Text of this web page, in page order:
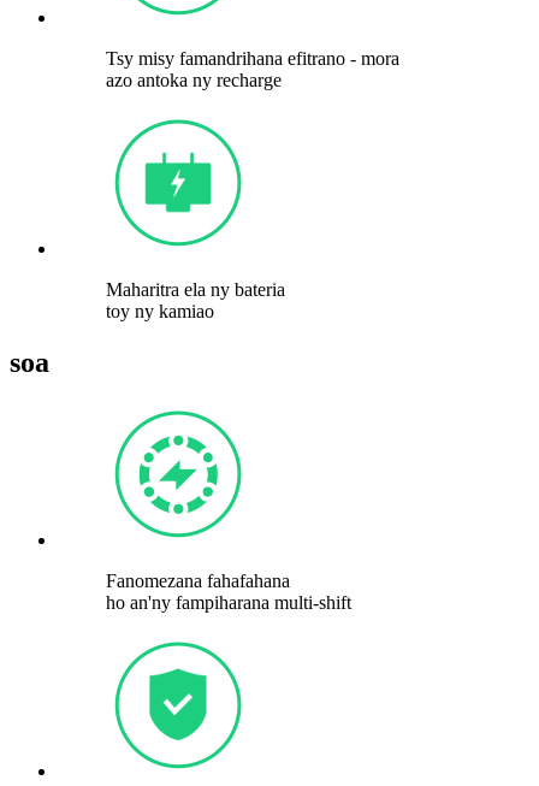
Tsy misy famandrihana efitrano - mora
azo antoka ny recharge
Maharitra ela ny bateria
toy ny kamiao
soa
Fanomezana fahafahana
ho an'ny fampiharana multi-shift